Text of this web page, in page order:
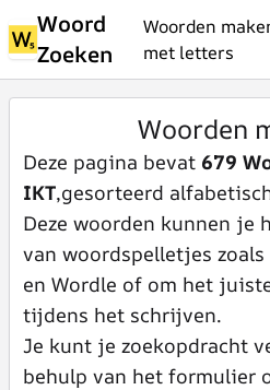
Woord
Zoeken
Woorden
met letters
Woorden
Deze pagina bevat 679
IKT,gesorteerd
Deze woorden kunnen je
van woordspelletjes zoals
en Wordle of om het
tijdens het schrijven.
Je kunt je zoekopdracht
behulp van het formulier